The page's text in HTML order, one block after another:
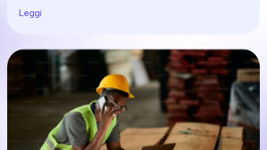
è un passo significativo verso un'efficienza migliorata
significativamente il margine di errore. La gestione
degli asset nella costruzione attraverso queste
soluzioni innovative garantisce che ogni aspetto di
un progetto sia trattato con precisione, portando a
risultati più efficaci e redditizi. Scopri come
l'automazione di compiti come il tracciamento degli
asset nella costruzione, la gestione dei materiali,
l'allocazione delle risorse umane e la gestione dei
documenti trasforma il modo in cui le aziende
operano.
Leggi